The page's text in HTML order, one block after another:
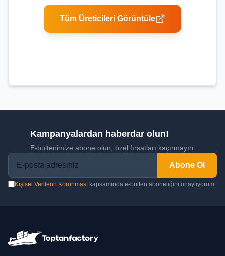
Tüm Üreticileri Görüntüle
Kampanyalardan haberdar olun!
E-bültenimize abone olun, özel fırsatları kaçırmayın.
Abone Ol
Kişisel Verilerin Korunması kapsamında e-bülten aboneliğini onaylıyorum.